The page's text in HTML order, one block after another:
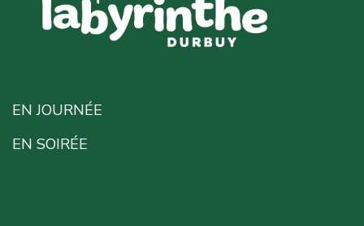
EN JOURNÉE
EN SOIRÉE